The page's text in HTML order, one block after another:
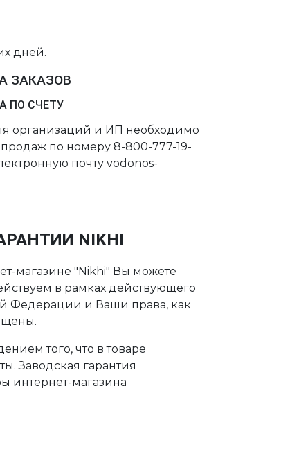
дней.
ЗАКАЗОВ
ПО СЧЕТУ
организаций и ИП необходимо
по номеру 8-800-777-19-
почту vodonos-
NIKHI
магазине "Nikhi" Вы можете
в рамках действующего
Федерации и Ваши права, как
того, что в товаре
Заводская гарантия
интернет-магазина